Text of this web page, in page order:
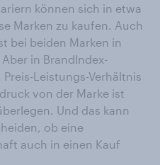
können sich in etwa
Marken zu kaufen. Auch
bei beiden Marken in
in BrandIndex-
Leistungs-Verhältnis
von der Marke ist
Und das kann
ob eine
auch in einen Kauf